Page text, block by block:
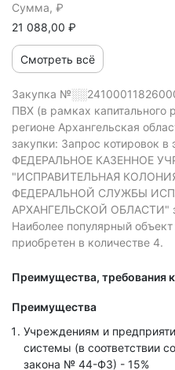
Сумма, ₽
21 088,00 ₽
Смотреть всё
Закупка
ПВХ (в рамках капитального
регионе Архангельская
закупки: Запрос котировок
ФЕДЕРАЛЬНОЕ КАЗЕННОЕ
"ИСПРАВИТЕЛЬНАЯ
ФЕДЕРАЛЬНОЙ СЛУЖБЫ
АРХАНГЕЛЬСКОЙ ОБЛАСТИ"
Наиболее популярный
приобретен в количестве 4.
Преимущества, требования
Преимущества
Учреждениям и
системы (в соответствии
закона № 44-ФЗ) - 15%